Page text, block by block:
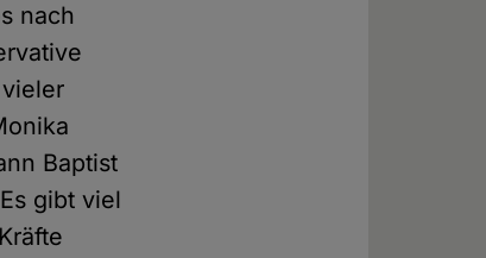
nach
Baptist
gibt viel